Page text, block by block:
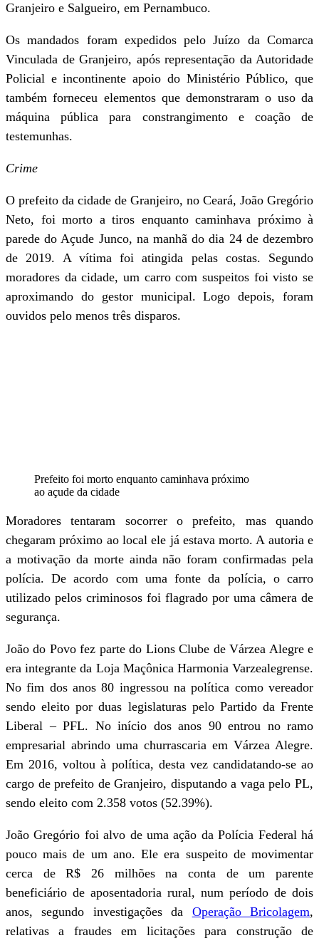
Granjeiro e Salgueiro, em Pernambuco.
Os mandados foram expedidos pelo Juízo da Comarca
Vinculada de Granjeiro, após representação da Autoridade
Policial e incontinente apoio do Ministério Público, que
também forneceu elementos que demonstraram o uso da
máquina pública para constrangimento e coação de
testemunhas.
Crime
O prefeito da cidade de Granjeiro, no Ceará, João Gregório
Neto, foi morto a tiros enquanto caminhava próximo à
parede do Açude Junco, na manhã do dia 24 de dezembro
de 2019. A vítima foi atingida pelas costas. Segundo
moradores da cidade, um carro com suspeitos foi visto se
aproximando do gestor municipal. Logo depois, foram
ouvidos pelo menos três disparos.
Prefeito foi morto enquanto caminhava próximo
ao açude da cidade
Moradores tentaram socorrer o prefeito, mas quando
chegaram próximo ao local ele já estava morto. A autoria e
a motivação da morte ainda não foram confirmadas pela
polícia. De acordo com uma fonte da polícia, o carro
utilizado pelos criminosos foi flagrado por uma câmera de
segurança.
João do Povo fez parte do Lions Clube de Várzea Alegre e
era integrante da Loja Maçônica Harmonia Varzealegrense.
No fim dos anos 80 ingressou na política como vereador
sendo eleito por duas legislaturas pelo Partido da Frente
Liberal – PFL. No início dos anos 90 entrou no ramo
empresarial abrindo uma churrascaria em Várzea Alegre.
Em 2016, voltou à política, desta vez candidatando-se ao
cargo de prefeito de Granjeiro, disputando a vaga pelo PL,
sendo eleito com 2.358 votos (52.39%).
João Gregório foi alvo de uma ação da Polícia Federal há
pouco mais de um ano. Ele era suspeito de movimentar
cerca de R$ 26 milhões na conta de um parente
beneficiário de aposentadoria rural, num período de dois
anos, segundo investigações da Operação Bricolagem,
relativas a fraudes em licitações para construção de